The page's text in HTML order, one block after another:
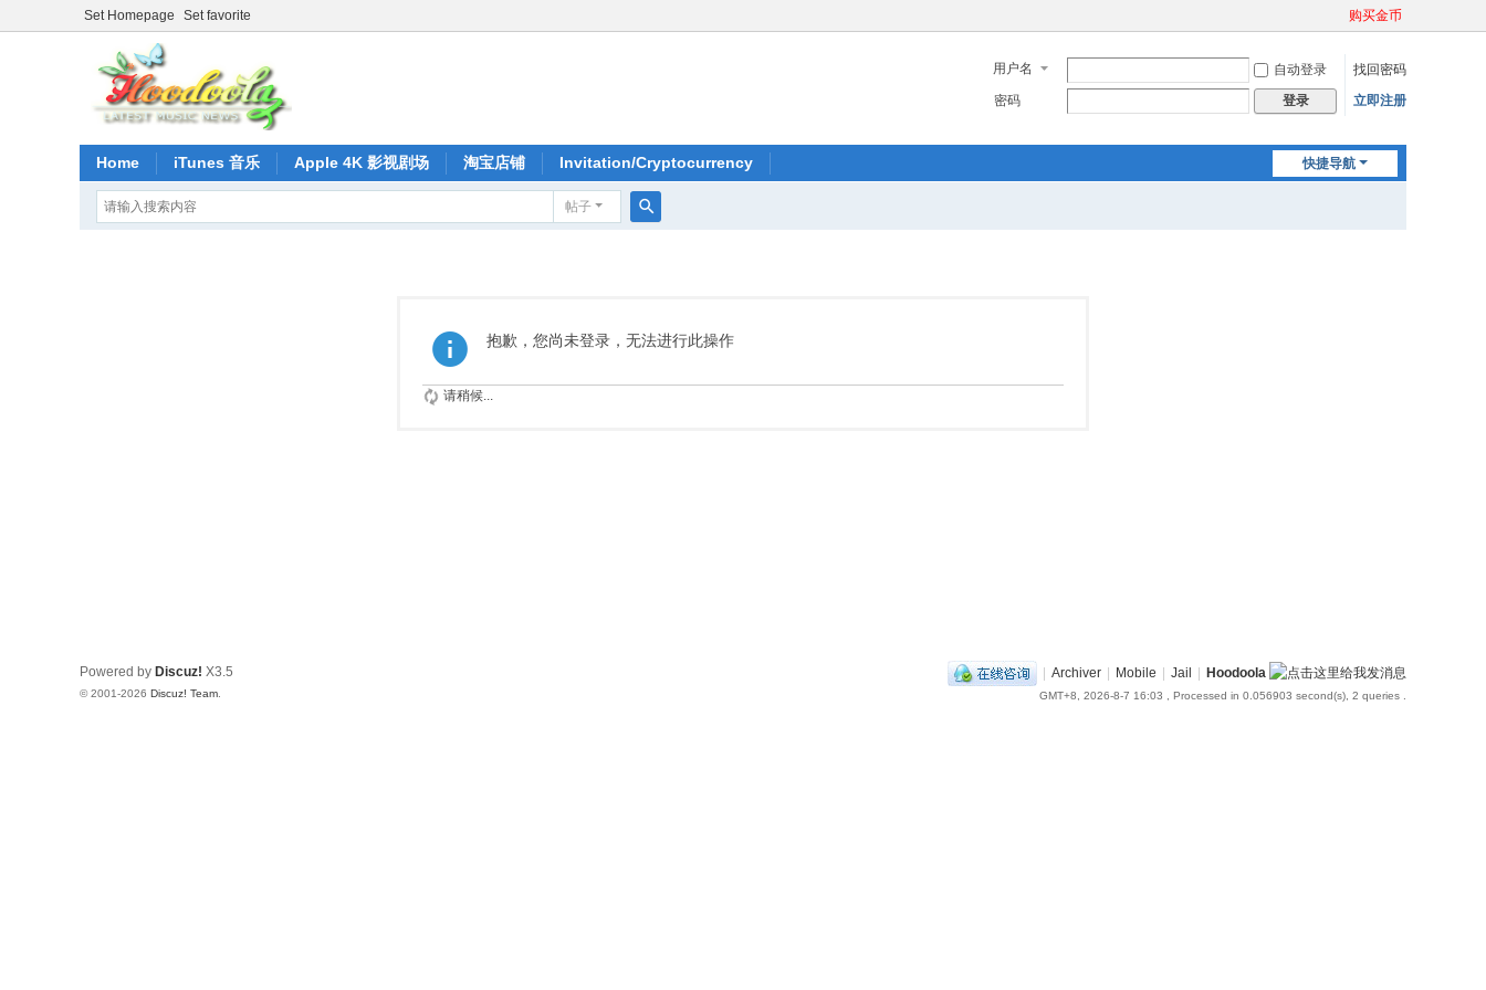
Set Homepage Set favorite 购买金币
用户名 自动登录
找回密码
密码
登录 立即注册
快捷导航
Home iTunes 音乐 Apple 4K 影视剧场 淘宝店铺 Invitation/Cryptocurrency
帖子
抱歉，您尚未登录，无法进行此操作
请稍候...
| Archiver | Mobile | Jail | Hoodoola
GMT+8, 2026-8-7 16:03 , Processed in 0.056903 second(s), 2 queries .
Powered by Discuz! X3.5
© 2001-2026 Discuz! Team